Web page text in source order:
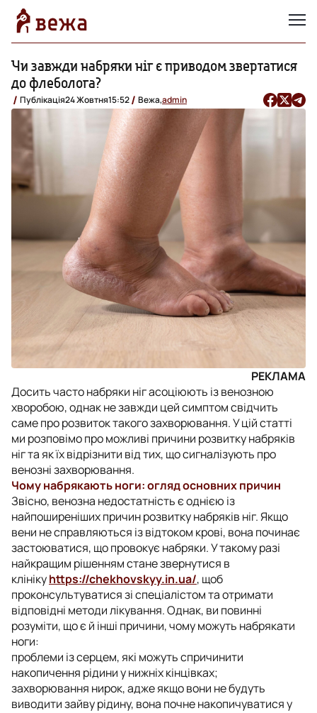
Чи завжди набряки ніг є приводом звертатися
до флеболога?
Публікація24 Жовтня15:52 Вежа,admin
РЕКЛАМА
Досить часто набряки ніг асоціюють із венозною
хворобою, однак не завжди цей симптом свідчить
саме про розвиток такого захворювання. У цій статті
ми розповімо про можливі причини розвитку набряків
ніг та як їх відрізнити від тих, що сигналізують про
венозні захворювання.
Чому набрякають ноги: огляд основних причин
Звісно, венозна недостатність є однією із
найпоширеніших причин розвитку набряків ніг. Якщо
вени не справляються із відтоком крові, вона починає
застоюватися, що провокує набряки. У такому разі
найкращим рішенням стане звернутися в
клінікуhttps://chekhovskyy.in.ua/, щоб
проконсультуватися зі спеціалістом та отримати
відповідні методи лікування. Однак, ви повинні
розуміти, що є й інші причини, чому можуть набрякати
ноги:
проблеми із серцем, які можуть спричинити
накопичення рідини у нижніх кінцівках;
захворювання нирок, адже якщо вони не будуть
виводити зайву рідину, вона почне накопичуватися у